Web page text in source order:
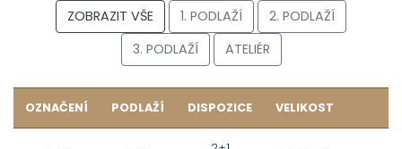
ZOBRAZIT VŠE 1. PODLAŽÍ
2. PODLAŽÍ
3. PODLAŽÍ
ATELIÉR
OZNAČENÍ PODLAŽÍ DISPOZICE VELIKOST